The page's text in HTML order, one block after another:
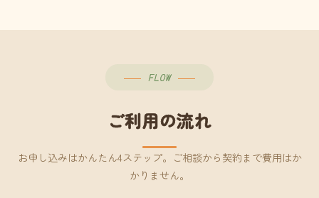
FLOW
ご利用の流れ
お申し込みはかんたん4ステップ。ご相談から契約まで費用はか
かりません。